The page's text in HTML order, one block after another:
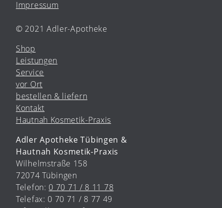
Impressum
© 2021 Adler-Apotheke
Shop
Leistungen
Service
vor Ort
bestellen & liefern
Kontakt
Hautnah Kosmetik-Praxis
Adler Apotheke Tübingen &
Hautnah Kosmetik-Praxis
Wilhelmstraße 158
72074 Tübingen
Telefon: 0 70 71 / 8 11 78
Telefax: 0 70 71 / 8 77 49